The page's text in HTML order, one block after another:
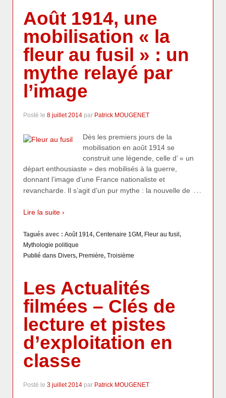
Août 1914, une
mobilisation « la
fleur au fusil » : un
mythe relayé par
l’image
Posté le 8 juillet 2014 par Patrick MOUGENET
Dès les premiers jours de la
mobilisation en août 1914 se
construit une légende, celle d’ « un
départ enthousiaste » des mobilisés à la guerre,
donnant l’image d’une France nationaliste et
revancharde. Il s’agit d’un pur mythe : la nouvelle de …
Lire la suite ›
Tagués avec : Août 1914, Centenaire 1GM, Fleur au fusil,
Mythologie politique
Publié dans Divers, Première, Troisième
Les Actualités
filmées – Clés de
lecture et pistes
d’exploitation en
classe
Posté le 3 juillet 2014 par Patrick MOUGENET